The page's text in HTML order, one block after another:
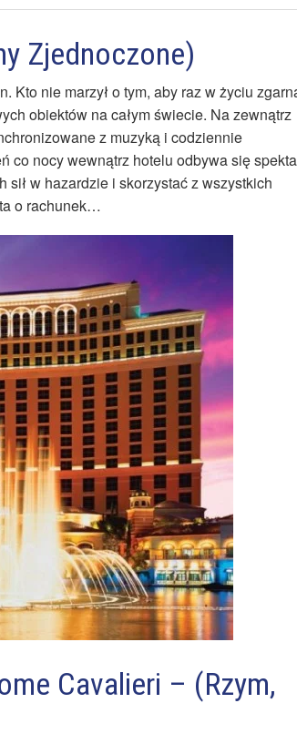
Zjednoczone)
nie marzył o tym, aby raz w życiu
obiektów na całym świecie. Na zewnątrz
z muzyką i codziennie
co nocy wewnątrz hotelu odbywa się
w hazardzie i skorzystać z wszystkich
o rachunek…
Cavalieri – (Rzym,